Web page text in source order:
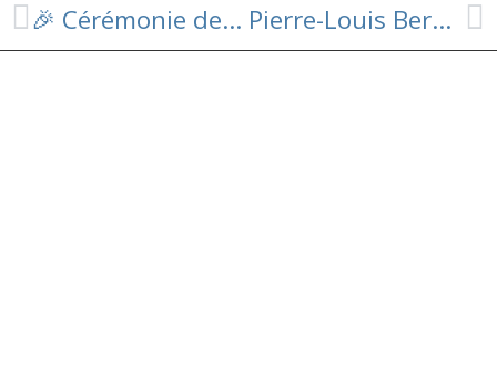
🎉 Cérémonie des Vœux 2026 🎉 Pierre-Louis Bernad élu maire et installation du conseil municipal 🏛️